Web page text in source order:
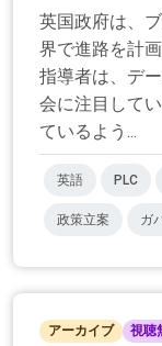
英国政府は、
界で進路を計
指導者は、デ
会に注目して
ているよう...
英語 PLC
政策立案 ガ
アーカイブ 視聴